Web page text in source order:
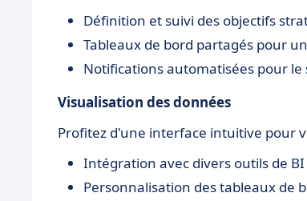
Définition et suivi des objectifs
Tableaux de bord partagés pour
Notifications automatisées pour le
Visualisation des données
Profitez d'une interface intuitive pour
Intégration avec divers outils de BI
Personnalisation des tableaux de